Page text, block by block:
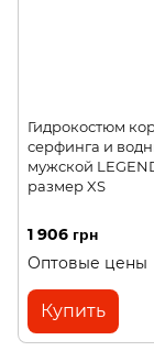
Гидрокостюм
серфинга и
мужской
размер XS
1 906 грн
Оптовые цены
Купить